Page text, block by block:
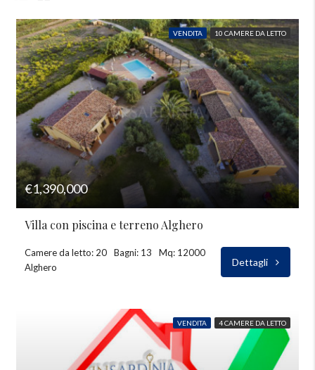
VENDITA 10 CAMERE DA LETTO
€1,390,000
Villa con piscina e terreno Alghero
Camere da letto: 20 Bagni: 13
Mq: 12000
Alghero
Dettagli
VENDITA 4 CAMERE DA LETTO